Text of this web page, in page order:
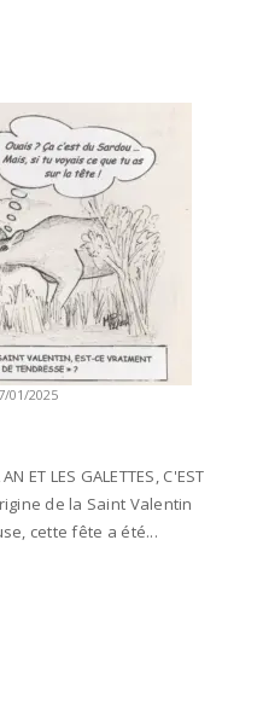
01/2025
ET LES GALETTES, C'EST
de la Saint Valentin
cette fête a été...